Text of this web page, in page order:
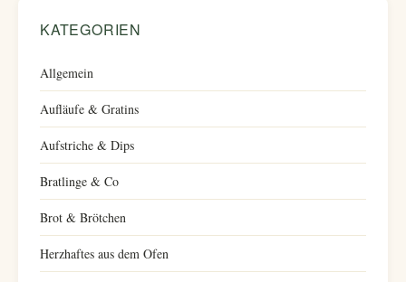
KATEGORIEN
Allgemein
Aufläufe & Gratins
Aufstriche & Dips
Bratlinge & Co
Brot & Brötchen
Herzhaftes aus dem Ofen